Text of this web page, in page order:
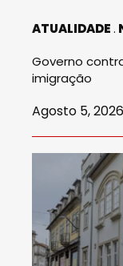
ATUALIDADE
Governo
imigração
Agosto 5,